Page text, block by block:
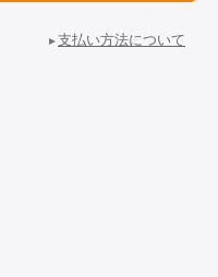
支払い方法について